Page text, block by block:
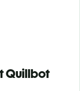
Quillbot